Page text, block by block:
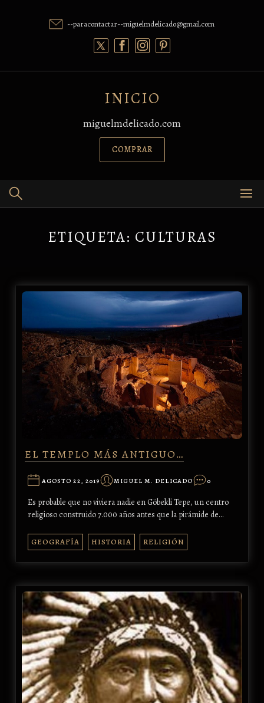
--paracontactar--miguelmdelicado@gmail.com
INICIO
miguelmdelicado.com
COMPRAR
ETIQUETA: CULTURAS
EL TEMPLO MÁS ANTIGUO…
AGOSTO 22, 2019 MIGUEL M. DELICADO 0
Es probable que no viviera nadie en Göbekli Tepe, un centro
religioso construido 7.000 años antes que la pirámide de…
GEOGRAFÍA HISTORIA RELIGIÓN